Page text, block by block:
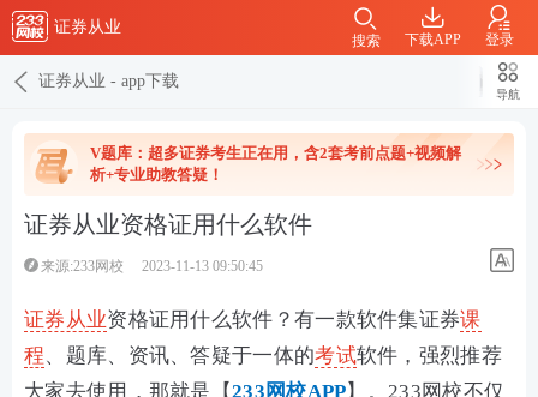
证券从业
下载APP 登录
搜索
证券从业 - app下载
导航
V题库：超多证券考生正在用，含2套考前点题+视频解
析+专业助教答疑！
证券从业资格证用什么软件
来源:233网校 2023-11-13 09:50:45
证券从业资格证用什么软件？有一款软件集证券课
程、题库、资讯、答疑于一体的考试软件，强烈推荐
大家去使用，那就是【233网校APP】。233网校不仅